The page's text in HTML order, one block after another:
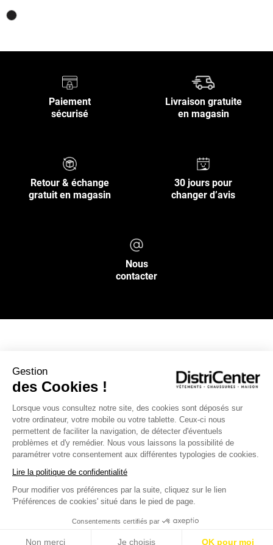
Gestion
des Cookies !
Lorsque vous consultez notre site, des cookies sont déposés sur
votre ordinateur, votre mobile ou votre tablette. Ceux-ci nous
permettent de faciliter la navigation, de détecter d'éventuels
problèmes et d'y remédier. Nous vous laissons la possibilité de
paramétrer votre consentement aux différentes typologies de cookies.
Lire la politique de confidentialité
Pour modifier vos préférences par la suite, cliquez sur le lien
'Préférences de cookies' situé dans le pied de page.
Consentements certifiés par
Non merci Je choisis OK pour moi
Paiement
sécurisé
Livraison gratuite
en magasin
Retour & échange
gratuit en magasin
30 jours pour
changer d’avis
Nous
contacter
INFOS PRATIQUES
L’ENSEIGNE DISTRICENTER
Suivez-nous
Moyens de paiement